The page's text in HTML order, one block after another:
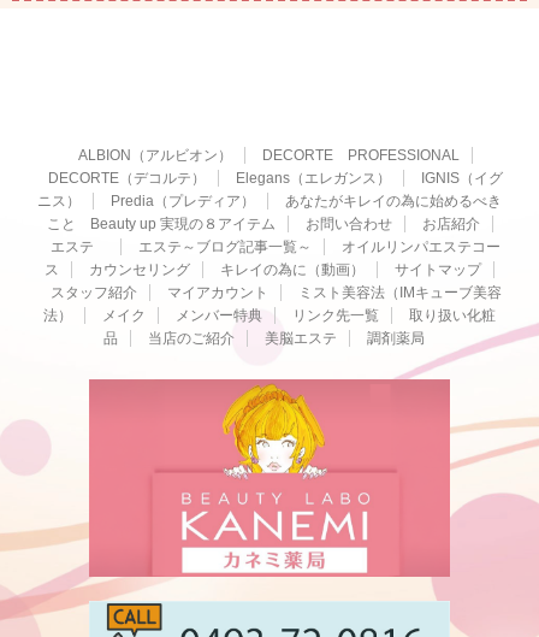
ALBION（アルビオン）
DECORTE PROFESSIONAL
DECORTE（デコルテ）
Elegans（エレガンス）
IGNIS（イグ
ニス）
Predia（プレディア）
あなたがキレイの為に始めるべき
こと Beauty up 実現の８アイテム
お問い合わせ
お店紹介
エステ
エステ～ブログ記事一覧～
オイルリンパエステコー
ス
カウンセリング キレイの為に（動画）
サイトマップ
スタッフ紹介
マイアカウント
ミスト美容法（IMキューブ美容
法）
メイク メンバー特典 リンク先一覧
取り扱い化粧
品
当店のご紹介 美脳エステ 調剤薬局